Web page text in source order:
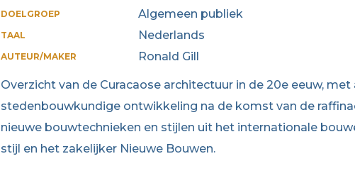
DOELGROEP Algemeen publiek
TAAL Nederlands
AUTEUR/MAKER Ronald Gill
Overzicht van de Curacaose architectuur in de 20e eeuw,
stedenbouwkundige ontwikkeling na de komst van de
nieuwe bouwtechnieken en stijlen uit het internationale
stijl en het zakelijker Nieuwe Bouwen.